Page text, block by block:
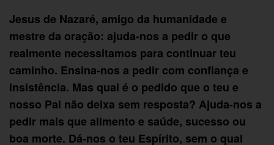
Jesus de Nazaré, amigo da humanidade e
mestre da oração: ajuda-nos a pedir o que
realmente necessitamos para continuar teu
caminho. Ensina-nos a pedir com confiança e
insistência. Mas qual é o pedido que o teu e
nosso Pai não deixa sem resposta? Ajuda-nos a
pedir mais que alimento e saúde, sucesso ou
boa morte. Dá-nos o teu Espírito, sem o qual